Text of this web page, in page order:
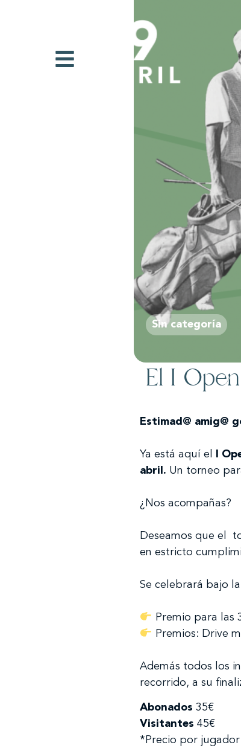
Sin categoría
El I
Estimad@ amig@
Ya está aquí el I
abril. Un torneo
¿Nos acompañas?
Deseamos que el
en estricto
Se celebrará bajo
Premio para las
Premios: Drive
Además todos los
recorrido, a su
Abonados 35€
Visitantes 45€
*Precio por jugador